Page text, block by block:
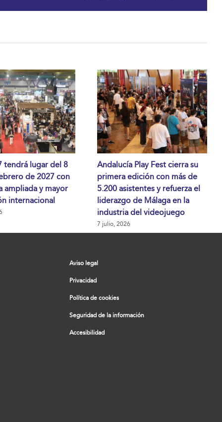
tendrá lugar del 8
de 2027 con
ampliada y mayor
internacional
Andalucía Play Fest cierra su
primera edición con más de
5.200 asistentes y refuerza el
liderazgo de Málaga en la
industria del videojuego
7 julio, 2026
Aviso legal
Privacidad
Política de cookies
Seguridad de la información
Accesibilidad